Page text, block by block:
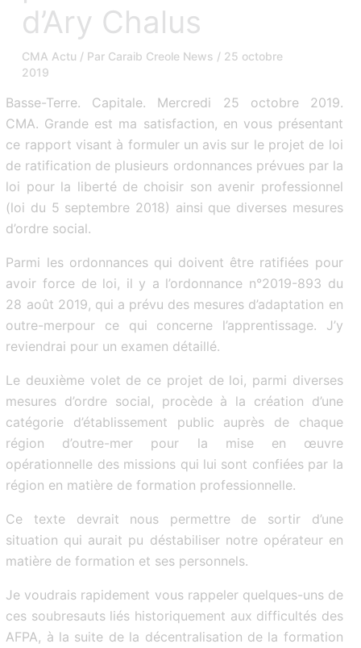
d’Ary Chalus
CMA Actu / Par Caraib Creole News / 25 octobre
2019
Basse-Terre. Capitale. Mercredi 25 octobre 2019.
CMA. Grande est ma satisfaction, en vous présentant
ce rapport visant à formuler un avis sur le projet de loi
de ratification de plusieurs ordonnances prévues par la
loi pour la liberté de choisir son avenir professionnel
(loi du 5 septembre 2018) ainsi que diverses mesures
d’ordre social.
Parmi les ordonnances qui doivent être ratifiées pour
avoir force de loi, il y a l’ordonnance n°2019-893 du
28 août 2019, qui a prévu des mesures d’adaptation en
outre-merpour ce qui concerne l’apprentissage. J’y
reviendrai pour un examen détaillé.
Le deuxième volet de ce projet de loi, parmi diverses
mesures d’ordre social, procède à la création d’une
catégorie d’établissement public auprès de chaque
région d’outre-mer pour la mise en œuvre
opérationnelle des missions qui lui sont confiées par la
région en matière de formation professionnelle.
Ce texte devrait nous permettre de sortir d’une
situation qui aurait pu déstabiliser notre opérateur en
matière de formation et ses personnels.
Je voudrais rapidement vous rappeler quelques-uns de
ces soubresauts liés historiquement aux difficultés des
AFPA, à la suite de la décentralisation de la formation